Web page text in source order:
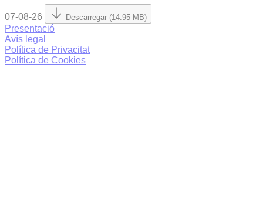
07-08-26 Descarregar (14.95 MB)
Presentació
Avís legal
Política de Privacitat
Política de Cookies